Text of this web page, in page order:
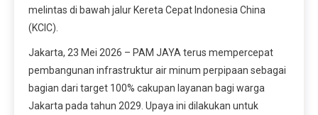
melintas di bawah jalur Kereta Cepat Indonesia China
(KCIC).
Jakarta, 23 Mei 2026 – PAM JAYA terus mempercepat
pembangunan infrastruktur air minum perpipaan sebagai
bagian dari target 100% cakupan layanan bagi warga
Jakarta pada tahun 2029. Upaya ini dilakukan untuk